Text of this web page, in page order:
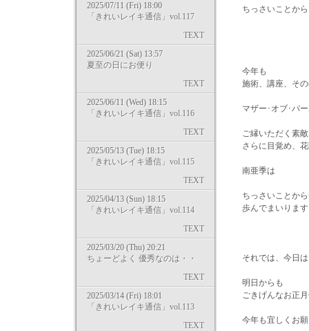
2025/07/11 (Fri) 18:00
「きれいレイキ通信」vol.117
TEXT
2025/06/21 (Sat) 13:57
夏至の日にお便り
TEXT
2025/06/11 (Wed) 18:15
「きれいレイキ通信」vol.116
TEXT
2025/05/13 (Tue) 18:15
「きれいレイキ通信」vol.115
TEXT
2025/04/13 (Sun) 18:15
「きれいレイキ通信」vol.114
TEXT
2025/03/20 (Thu) 20:21
ちょーどよく 優秀なのは・・
TEXT
2025/03/14 (Fri) 18:01
「きれいレイキ通信」vol.113
TEXT
ちっさいことか
今年も
施術、講座、そ
マザー･オブ･パ
ご縁いただく素
さらに目覚め、
南亜季は
ちっさいことか
歩んでまいりま
それでは、今日
明日からも
ごきげんなお正月
今年も宜しくお